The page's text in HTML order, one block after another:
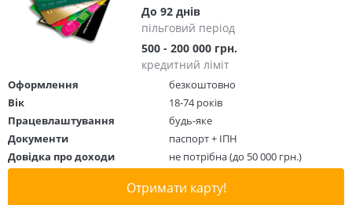
До 92 днів
пільговий період
500 - 200 000 грн.
кредитний ліміт
Оформлення
безкоштовно
Вік
18-74 років
Працевлаштування
будь-яке
Документи
паспорт + ІПН
Довідка про доходи
не потрібна (до 50 000 грн.)
Отримати карту!